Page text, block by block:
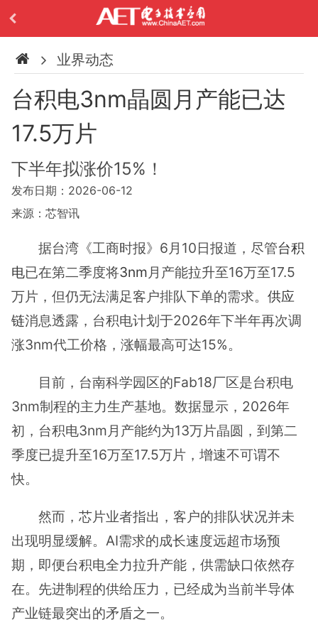
业界动态
台积电3nm晶圆月产能已达
17.5万片
下半年拟涨价15%！
发布日期：2026-06-12
来源：芯智讯
据台湾《工商时报》6月10日报道，尽管台积
电已在第二季度将3nm月产能拉升至16万至17.5
万片，但仍无法满足客户排队下单的需求。 供应
链消息透露，台积电计划于2026年下半年再次调
涨3nm代工价格，涨幅最高可达15%。
目前，台南科学园区的Fab18厂区是台积电
3nm制程的主力生产基地。数据显示，2026年
初，台积电3nm月产能约为13万片晶圆，到第二
季度已提升至16万至17.5万片，增速不可谓不
快。
然而，芯片业者指出，客户的排队状况并未
出现明显缓解。AI需求的成长速度远超市场预
期，即便台积电全力拉升产能，供需缺口依然存
在。先进制程的供给压力，已经成为当前半导体
产业链最突出的矛盾之一。